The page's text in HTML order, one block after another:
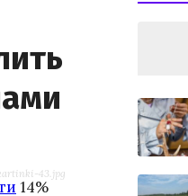
43.jpg
14%